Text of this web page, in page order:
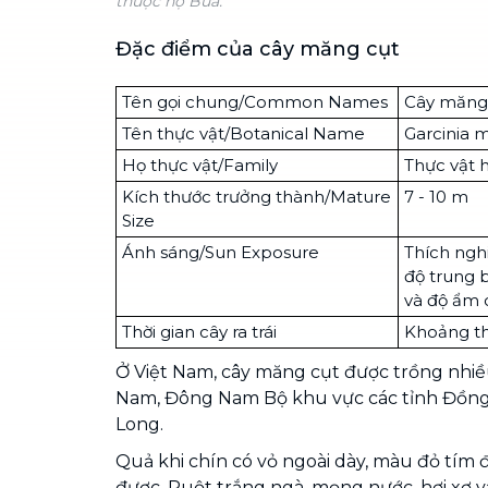
Đặc điểm của cây măng cụt
Tên gọi chung/Common Names
Cây
Tên thực vật/Botanical Name
Garcinia
Họ thực vật/Family
Thực vật
Kích thước trưởng thành/Mature
Size
7 - 10 m
Ánh sáng/Sun Exposure
Thích
độ trung
và độ ẩm
Thời gian cây ra trái
Khoảng
Ở Việt Nam, cây măng cụt được trồng
Nam, Đông Nam Bộ khu vực các tỉnh
Long.
Quả khi chín có vỏ ngoài dày, màu đỏ tím